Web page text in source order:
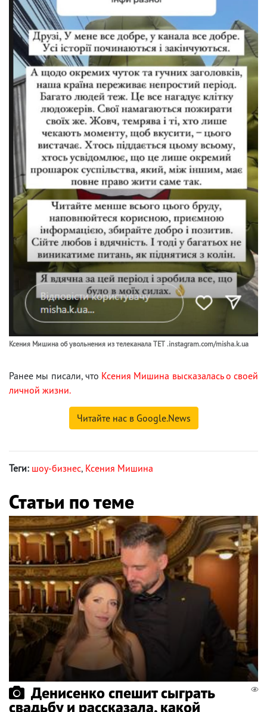
Ксения Мишина об увольнения из телеканала ТЕТ .instagram.com/misha.k.ua
Ранее мы писали, что Ксения Мишина высказалась о своей
личной жизни.
Читайте нас в Google.News
Теги: шоу-бизнес, Ксения Мишина
Статьи по теме
Денисенко спешит сыграть
свадьбу и рассказала, какой